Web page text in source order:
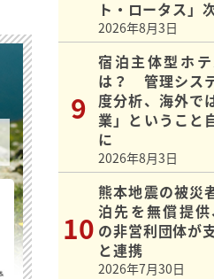
ト・ロータス」
2026年8月3日
宿泊主体型ホ
は？ 管理シス
度分析、海外で
業」ということ
に
2026年8月3日
熊本地震の被災
泊先を無償提
の非営利団体が
と連携
2026年7月30日